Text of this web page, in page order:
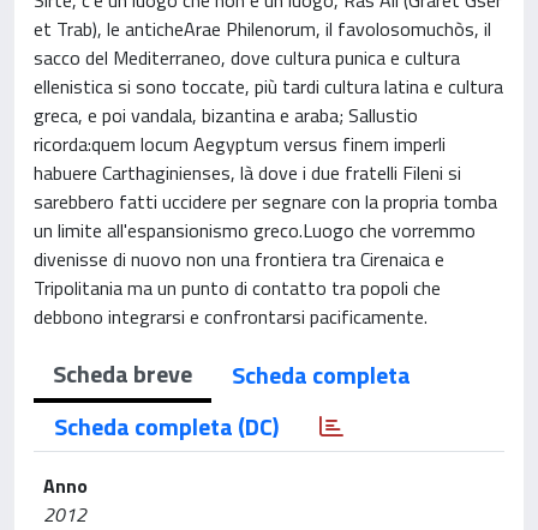
et Trab), le anticheArae Philenorum, il favolosomuchòs, il
sacco del Mediterraneo, dove cultura punica e cultura
ellenistica si sono toccate, più tardi cultura latina e cultura
greca, e poi vandala, bizantina e araba; Sallustio
ricorda:quem locum Aegyptum versus finem imperli
habuere Carthaginienses, là dove i due fratelli Fileni si
sarebbero fatti uccidere per segnare con la propria tomba
un limite all'espansionismo greco.Luogo che vorremmo
divenisse di nuovo non una frontiera tra Cirenaica e
Tripolitania ma un punto di contatto tra popoli che
debbono integrarsi e confrontarsi pacificamente.
Scheda breve
Scheda completa
Scheda completa (DC)
Anno
2012